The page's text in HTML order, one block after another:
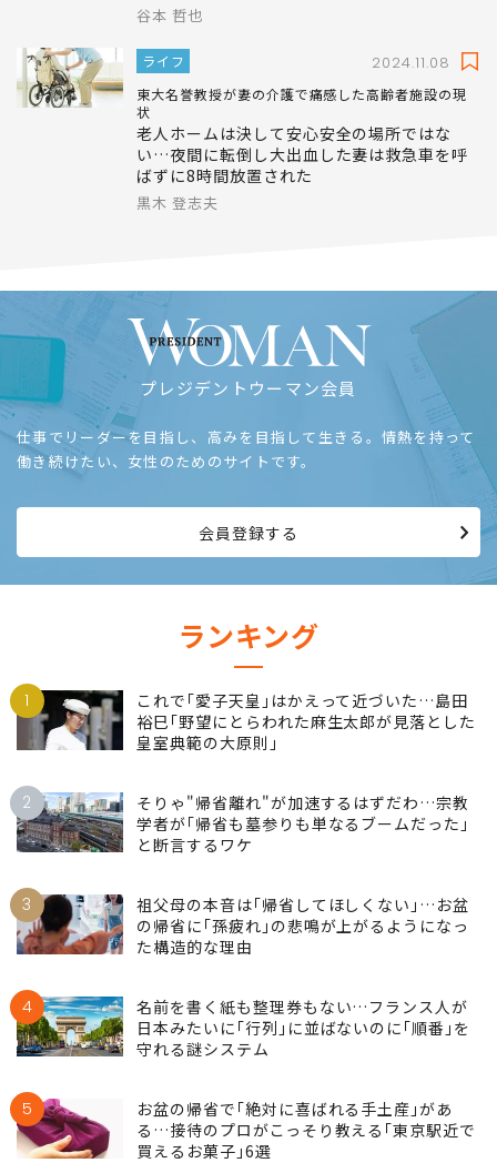
谷本 哲也
ライフ 2024.11.08
東大名誉教授が妻の介護で痛感した高齢者施設の現
状
老人ホームは決して安心安全の場所ではな
い…夜間に転倒し大出血した妻は救急車を呼
ばずに8時間放置された
黒木 登志夫
プレジデントウーマン会員
仕事でリーダーを目指し、高みを目指して生きる。情熱を持って
働き続けたい、女性のためのサイトです。
会員登録する
ランキング
1
これで｢愛子天皇｣はかえって近づいた…島田
裕巳｢野望にとらわれた麻生太郎が見落とした
皇室典範の大原則｣
2
そりゃ"帰省離れ"が加速するはずだわ…宗教
学者が｢帰省も墓参りも単なるブームだった｣
と断言するワケ
3
祖父母の本音は｢帰省してほしくない｣…お盆
の帰省に｢孫疲れ｣の悲鳴が上がるようになっ
た構造的な理由
4
名前を書く紙も整理券もない…フランス人が
日本みたいに｢行列｣に並ばないのに｢順番｣を
守れる謎システム
5
お盆の帰省で｢絶対に喜ばれる手土産｣があ
る…接待のプロがこっそり教える｢東京駅近で
買えるお菓子｣6選